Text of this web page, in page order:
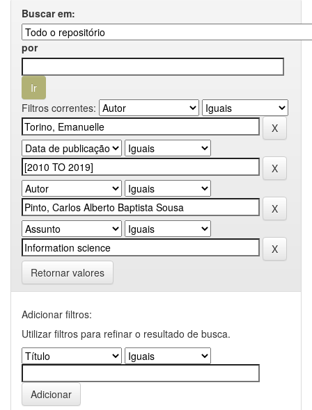
Buscar em:
por
Filtros correntes:
Retornar valores
Adicionar filtros:
Utilizar filtros para refinar o resultado de busca.